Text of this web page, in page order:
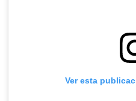
Ver esta